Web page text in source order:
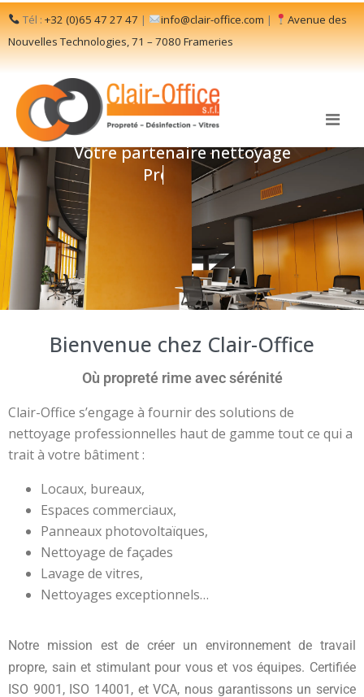
Tél :+32 (0)65 47 27 47| info@clair-office.com|
Avenue des
Nouvelles Technologies, 71 – 7080 Frameries
Votre partenaire nettoyage
Proximité
Bienvenue chez Clair-Office
Où propreté rime avec sérénité
Clair-Office s’engage à fournir des solutions de
nettoyage professionnelles haut de gamme tout ce qui a
trait à votre bâtiment :
Locaux, bureaux,
Espaces commerciaux,
Panneaux photovoltaïques,
Nettoyage de façades
Lavage de vitres,
Nettoyages exceptionnels…
Notre mission est de créer un environnement de travail
propre, sain et stimulant pour vous et vos équipes. Certifiée
ISO 9001, ISO 14001, et VCA, nous garantissons un service